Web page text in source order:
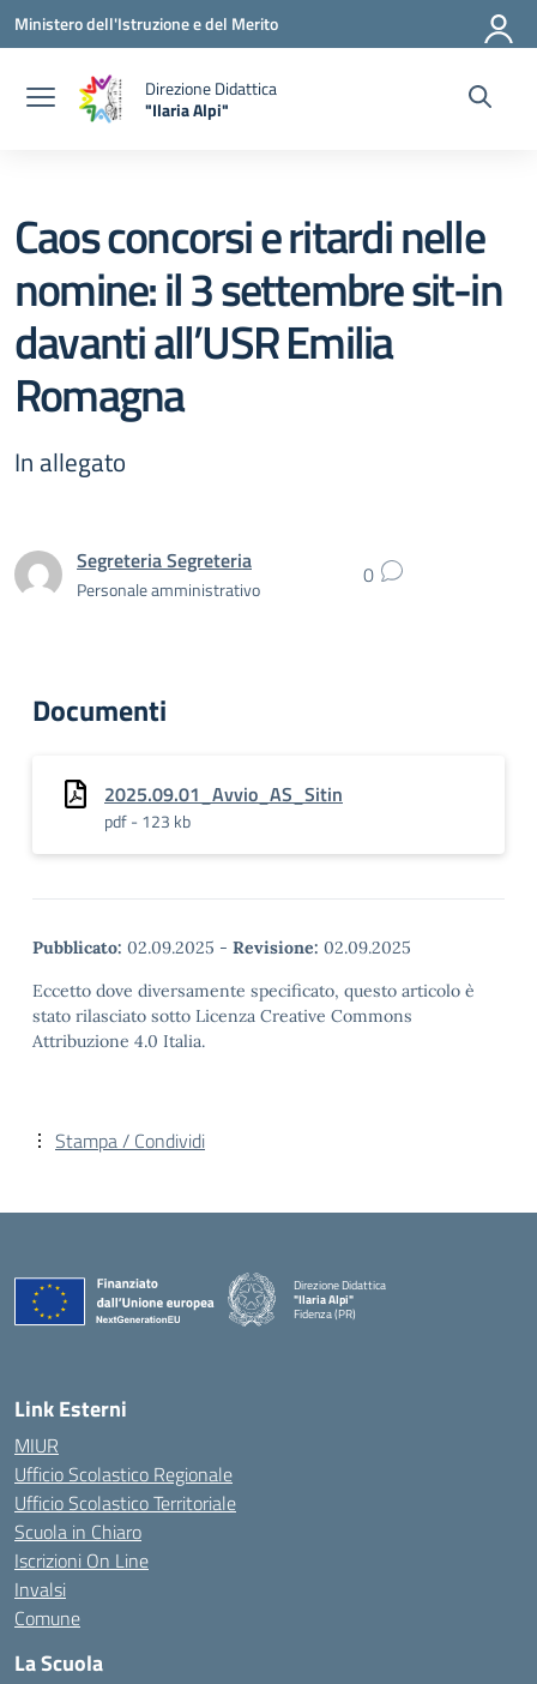
Vai ai contenuti
Vai al menu di navigazione
Vai al footer
Ministero dell'Istruzione e del Merito
Direzione Didattica
"Ilaria Alpi"
Caos concorsi e ritardi nelle
nomine: il 3 settembre sit-in
davanti all’USR Emilia
Romagna
In allegato
Segreteria Segreteria
Personale amministrativo 0
Documenti
2025.09.01_Avvio_AS_Sitin
pdf - 123 kb
Pubblicato: 02.09.2025 - Revisione: 02.09.2025
Eccetto dove diversamente specificato, questo articolo è
stato rilasciato sotto Licenza Creative Commons
Attribuzione 4.0 Italia.
Stampa / Condividi
Direzione Didattica
"Ilaria Alpi"
Fidenza (PR)
Link Esterni
MIUR
Ufficio Scolastico Regionale
Ufficio Scolastico Territoriale
Scuola in Chiaro
Iscrizioni On Line
Invalsi
Comune
La Scuola